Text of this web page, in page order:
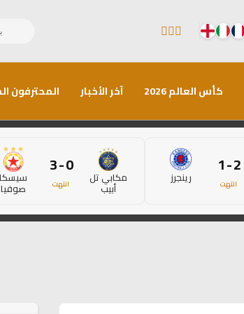
كأس العالم 2026 آخر الأخبار المحترفون
2 - 1
انتهت رينجرز مكابي تل
أبيب
0 - 3
انتهت سيسكا
صوفيا